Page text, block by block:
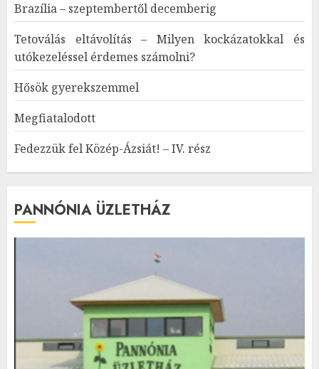
Brazília – szeptembertől decemberig
Tetoválás eltávolítás – Milyen kockázatokkal és
utókezeléssel érdemes számolni?
Hősök gyerekszemmel
Megfiatalodott
Fedezzük fel Közép-Ázsiát! – IV. rész
PANNÓNIA ÜZLETHÁZ